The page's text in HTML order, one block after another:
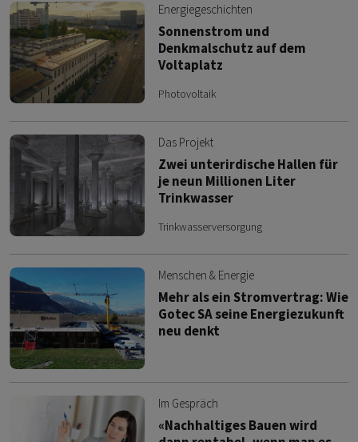
Energiegeschichten
Sonnenstrom und
Denkmalschutz auf dem
Voltaplatz
Photovoltaik
Das Projekt
Zwei unterirdische Hallen für
je neun Millionen Liter
Trinkwasser
Trinkwasserversorgung
Menschen & Energie
Mehr als ein Stromvertrag: Wie
Gotec SA seine Energiezukunft
neu denkt
Im Gespräch
«Nachhaltiges Bauen wird